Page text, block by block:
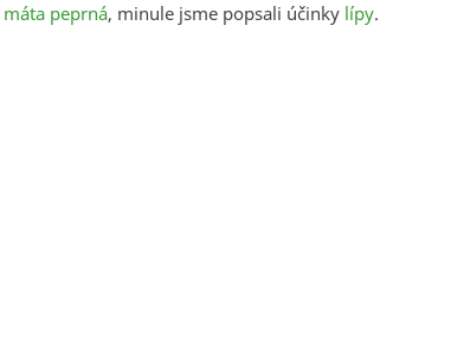
máta peprná, minule jsme popsali účinky lípy.